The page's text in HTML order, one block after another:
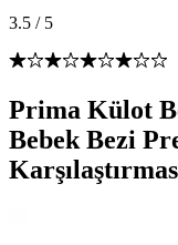
3.5 / 5
Prima Külot
Bebek Bezi